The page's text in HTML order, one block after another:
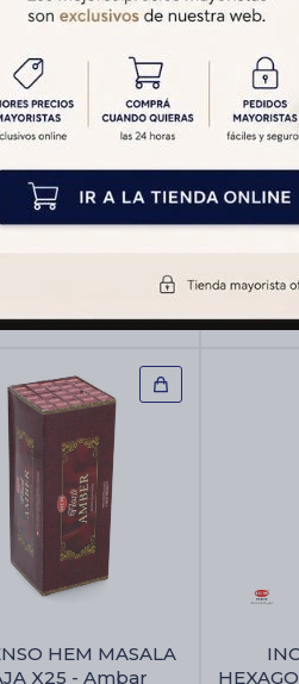
HEM CAJA X12 -
Aloe Vera
$ 316
HEM MASALA
X25 - Ambar